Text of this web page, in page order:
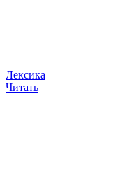
Лексика
Читать